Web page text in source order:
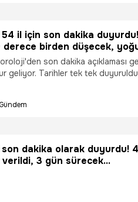
il için son dakika
derece birden düşecek,
İstanbul, Ankara dahil...
son dakika açıklaması
geliyor. Tarihler tek tek
tam olarak düzeleceği merak
da yağış geliyor. Sıcaklıklar 10
Meteoroloji de bugün ve
duyurdu. Son dakika hava
Gündem
dakika olarak duyurdu!
3 gün sürecek…